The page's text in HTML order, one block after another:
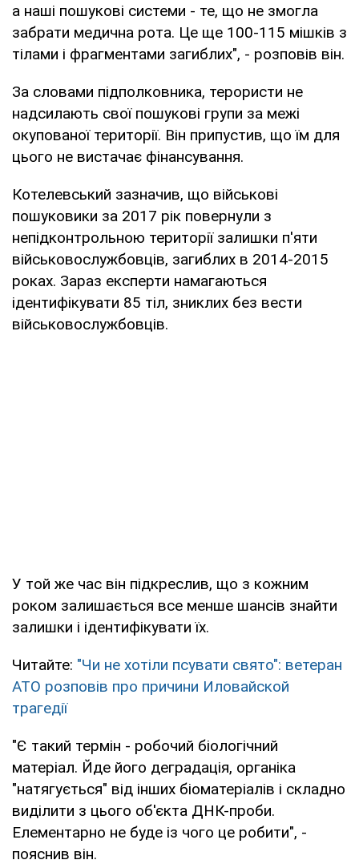
а наші пошукові системи - те, що не змогла
забрати медична рота. Це ще 100-115 мішків з
тілами і фрагментами загиблих", - розповів він.
За словами підполковника, терористи не
надсилають свої пошукові групи за межі
окупованої території. Він припустив, що їм для
цього не вистачає фінансування.
Котелевський зазначив, що військові
пошуковики за 2017 рік повернули з
непідконтрольною території залишки п'яти
військовослужбовців, загиблих в 2014-2015
роках. Зараз експерти намагаються
ідентифікувати 85 тіл, зниклих без вести
військовослужбовців.
У той же час він підкреслив, що з кожним
роком залишається все менше шансів знайти
залишки і ідентифікувати їх.
Читайте: "Чи не хотіли псувати свято": ветеран
АТО розповів про причини Иловайской
трагедії
"Є такий термін - робочий біологічний
матеріал. Йде його деградація, органіка
"натягується" від інших біоматеріалів і складно
виділити з цього об'єкта ДНК-проби.
Елементарно не буде із чого це робити", -
пояснив він.